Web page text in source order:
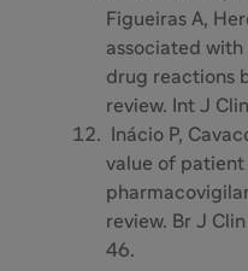
Figueiras A,
associated
drug reactions
review. Int J
Inácio P,
value of
review. Br J
46.